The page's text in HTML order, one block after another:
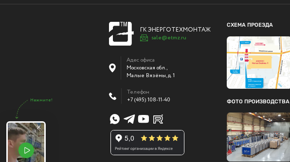
ГК ЭНЕРГОТЕХМОНТАЖ
sale@etmz.ru
Адес офиса
Московская обл.,
Малые Вязёмы,д. 1
Телефон
+7 (495) 108-11-40
СХЕМА ПРОЕЗДА
ФОТО ПРОИЗВОДСТВА
Нажмите!